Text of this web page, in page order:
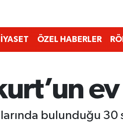
ÖZEL HABERLER
ev
bulunduğu 30